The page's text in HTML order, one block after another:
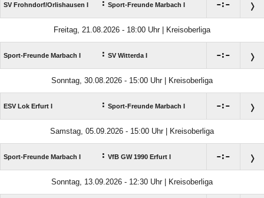
SV Frohndorf/​Orlishausen I : Sport-Freunde Marbach I :
Freitag, 21.08.2026 - 18:00 Uhr | Kreisoberliga
Sport-Freunde Marbach I : SV Witterda I :
Sonntag, 30.08.2026 - 15:00 Uhr | Kreisoberliga
ESV Lok Erfurt I : Sport-Freunde Marbach I :
Samstag, 05.09.2026 - 15:00 Uhr | Kreisoberliga
Sport-Freunde Marbach I : VfB GW 1990 Erfurt I :
Sonntag, 13.09.2026 - 12:30 Uhr | Kreisoberliga